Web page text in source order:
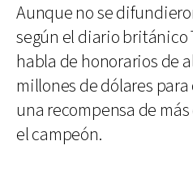
Aunque no se
según el diario británico
habla de honorarios de
millones de dólares
una recompensa de
el campeón.